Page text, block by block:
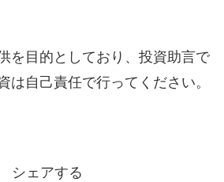
を目的としており、投資助言で
は自己責任で行ってください。
シェアする